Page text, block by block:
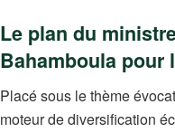
Le plan du
Bahamboula pour
Placé sous le thème
moteur de diversification